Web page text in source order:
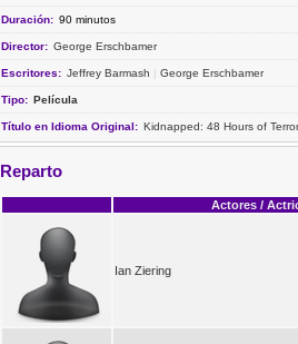
Duración: 90 minutos
Director: George Erschbamer
Escritores: Jeffrey Barmash | George Erschbamer
Tipo: Película
Título en Idioma Original: Kidnapped: 48 Hours of Terror
Reparto
Actores /
Ian Ziering